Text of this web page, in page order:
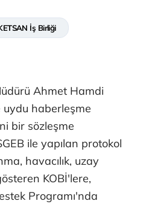
İş Birliği
Ahmet Hamdi
uydu haberleşme
bir sözleşme
ile yapılan protokol
havacılık, uzay
KOBİ'lere,
Programı'nda